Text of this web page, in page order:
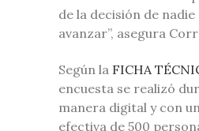
de la decisión de
avanzar”, asegura
Según la FICHA
encuesta se realizó
manera digital y con
efectiva de 500